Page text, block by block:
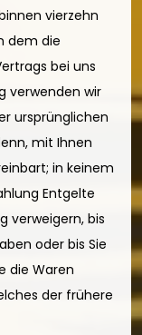
vierzehn
dem die
bei uns
verwenden wir
ursprünglichen
mit Ihnen
in keinem
Entgelte
verweigern, bis
oder bis Sie
die Waren
der frühere